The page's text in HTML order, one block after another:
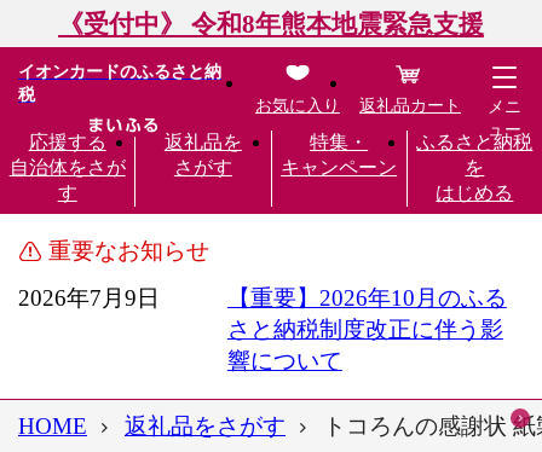
《受付中》 令和8年熊本地震緊急支援
イオンカードのふるさと納
税
応援する
自治体をさが
す
返礼品を
さがす
特集・
キャンペーン
ふるさと納税
を
はじめる
お気に入り 返礼品カート
メニ
ュー
重要なお知らせ
2026年7月9日
【重要】2026年10月のふる
さと納税制度改正に伴う影
響について
HOME 返礼品をさがす トコろんの感謝状